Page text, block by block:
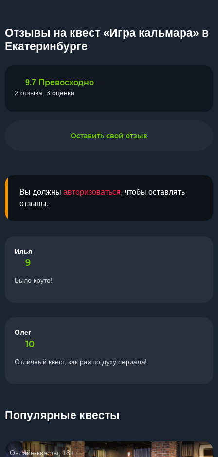
Отзывы на квест «Игра кальмара» в
Екатеринбурге
Вы должны авторизоваться, чтобы оставлять
отзывы.
Илья
9
Было круто!
Олег
10
Отличный квест, как раз по духу сериала!
9.7 Превосходно
2 отзыва, 3 оценки
Оставить свой отзыв
Популярные квесты
Онлайн-квесты, 18+